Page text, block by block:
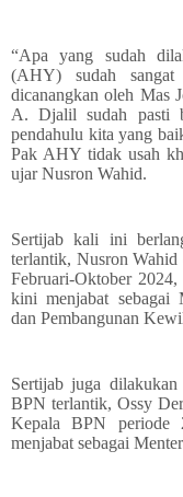
“Apa yang sudah
(AHY) sudah
dicanangkan oleh Mas
A. Djalil sudah pasti
pendahulu kita yang
Pak AHY tidak usah
ujar Nusron Wahid.
Sertijab kali ini
terlantik, Nusron
Februari-Oktober
kini menjabat sebagai
dan Pembangunan
Sertijab juga
BPN terlantik, Ossy
Kepala BPN periode
menjabat sebagai